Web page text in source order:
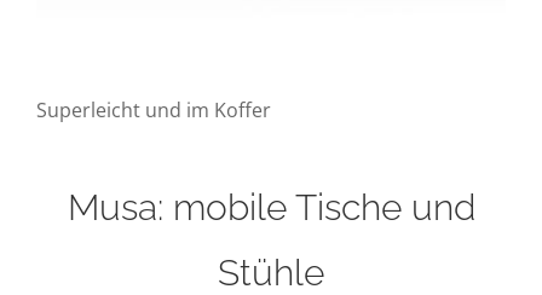
Superleicht und im Koffer
Musa: mobile Tische und
Stühle